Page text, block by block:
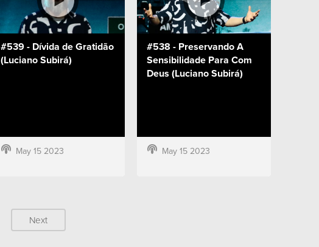
#539 - Dívida de Gratidão
(Luciano Subirá)
May 15 2023
#538 - Preservando A
Sensibilidade Para Com
Deus (Luciano Subirá)
May 15 2023
Next